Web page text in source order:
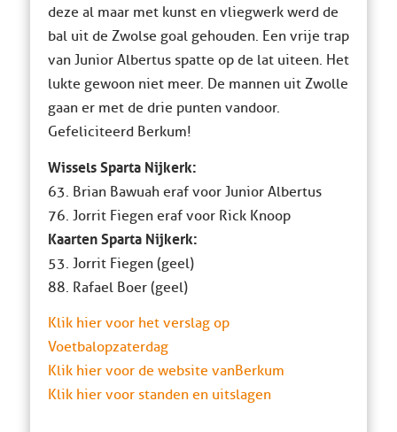
deze al maar met kunst en vliegwerk werd de
bal uit de Zwolse goal gehouden. Een vrije trap
van Junior Albertus spatte op de lat uiteen. Het
lukte gewoon niet meer. De mannen uit Zwolle
gaan er met de drie punten vandoor.
Gefeliciteerd Berkum!
Wissels Sparta Nijkerk:
63. Brian Bawuah eraf voor Junior Albertus
76. Jorrit Fiegen eraf voor Rick Knoop
Kaarten Sparta Nijkerk:
53. Jorrit Fiegen (geel)
88. Rafael Boer (geel)
Klik hier voor het verslag op
Voetbalopzaterdag
Klik hier voor de website van Berkum
Klik hier voor standen en uitslagen